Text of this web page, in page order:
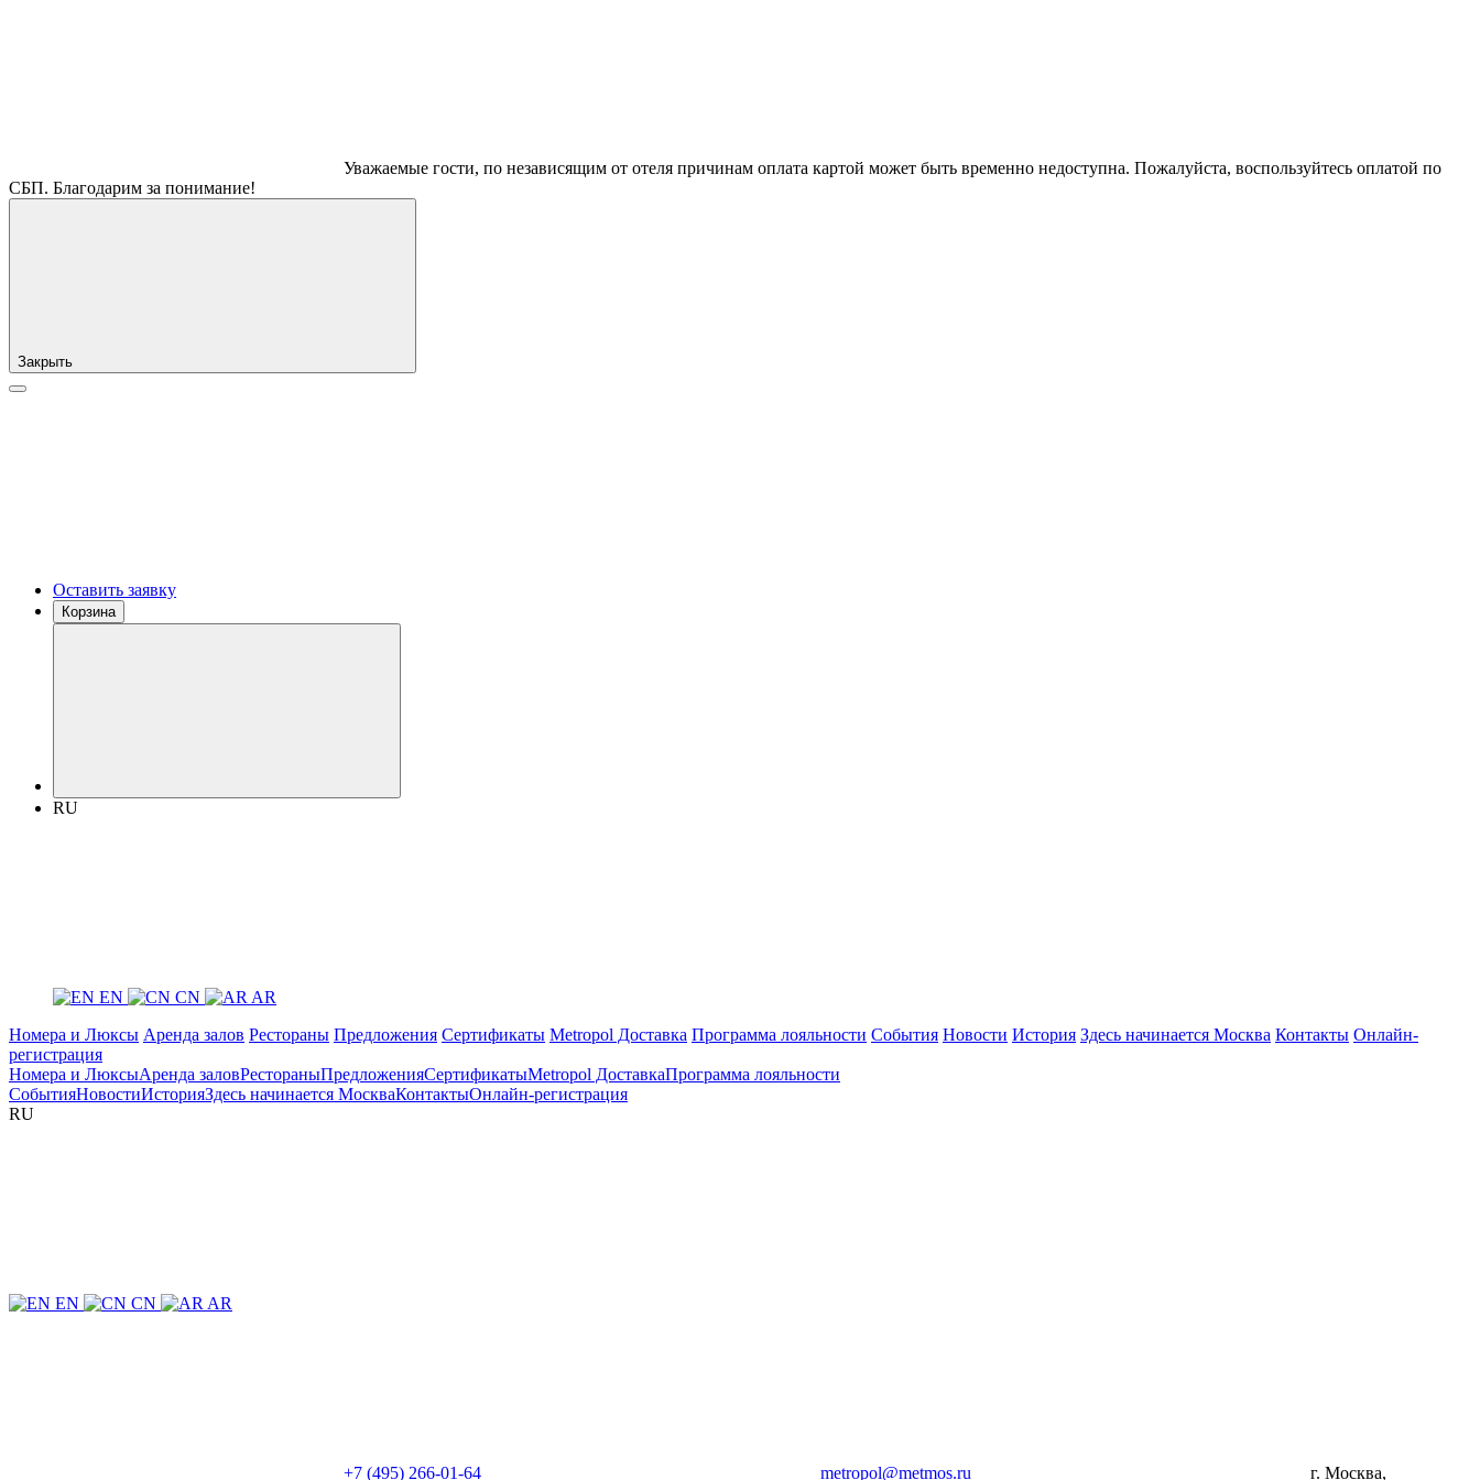
Уважаемые гости, по независящим от отеля причинам оплата картой может быть временно недоступна. Пожалуйста, воспользуйтесь оплатой по
СБП. Благодарим за понимание!
Закрыть
Оставить заявку
Корзина
RU
EN CN
AR
Номера и Люксы Аренда залов Рестораны Предложения Сертификаты Metropol Доставка Программа лояльности События Новости История Здесь начинается Москва Контакты Онлайн-
регистрация
Номера и ЛюксыАренда заловРестораныПредложенияСертификатыMetropol ДоставкаПрограмма лояльности
СобытияНовостиИсторияЗдесь начинается МоскваКонтактыОнлайн-регистрация
RU
EN CN AR
+7 (495) 266-01-64 metropol@metmos.ru г. Москва,